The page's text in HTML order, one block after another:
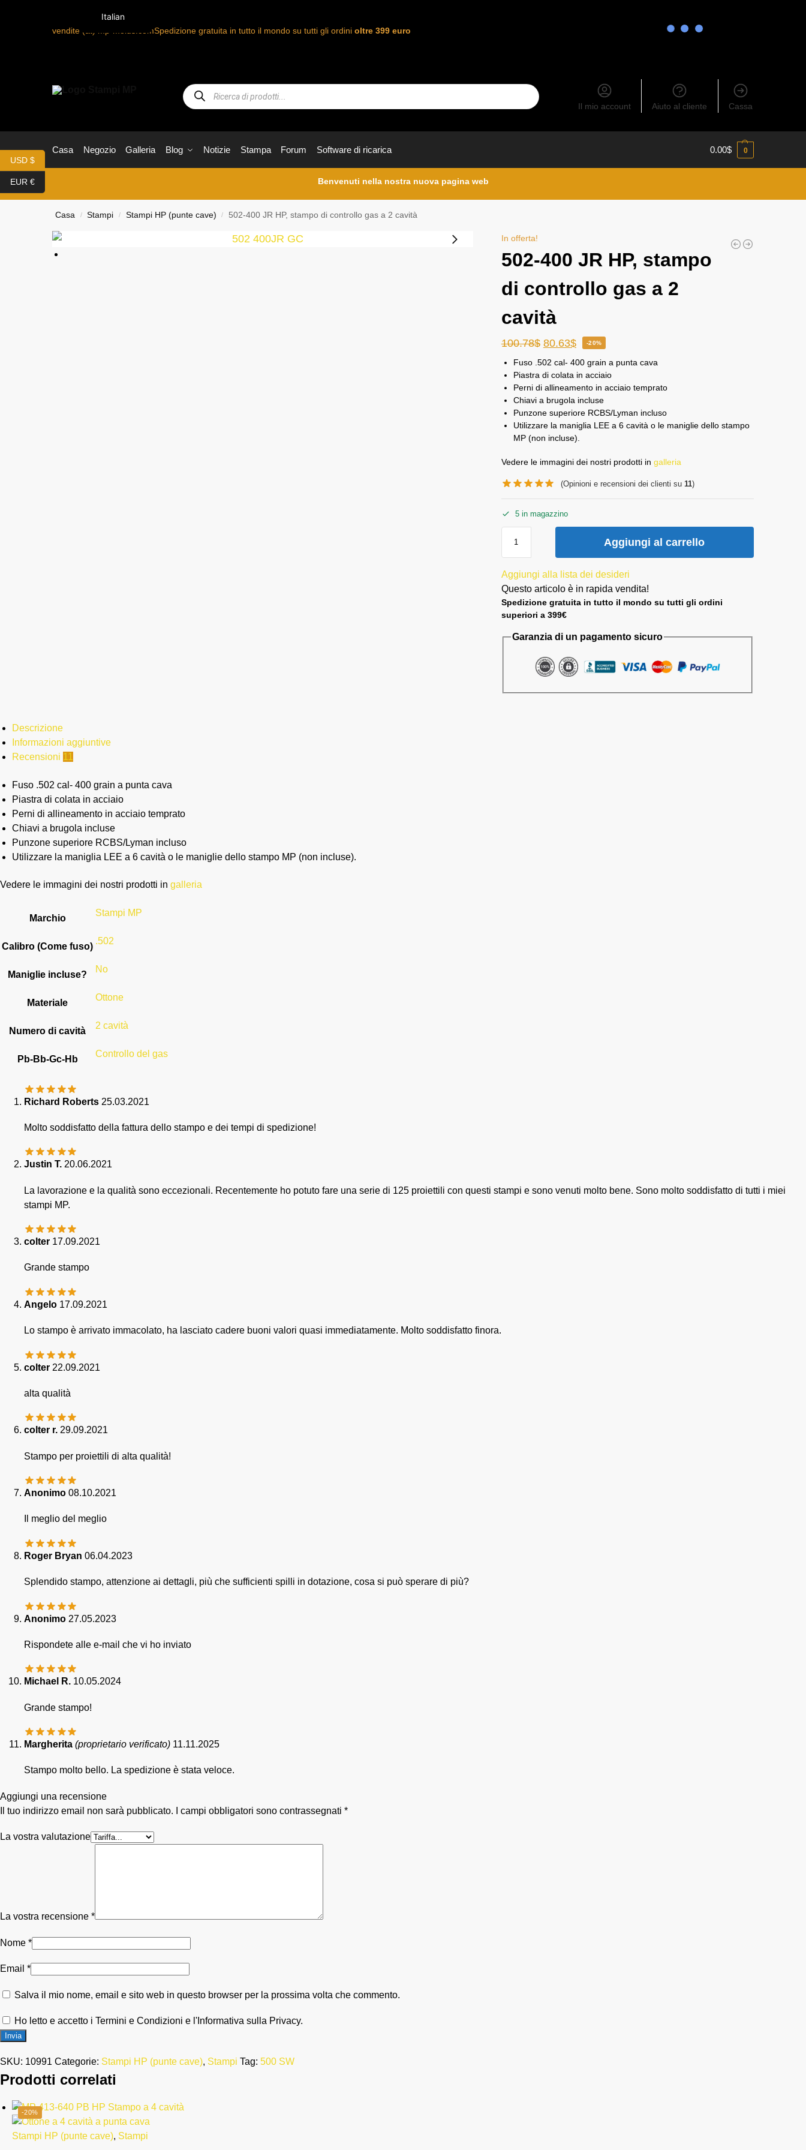
vendite (at) mp-molds.comSpedizione gratuita in tutto il mondo su tutti gli ordini oltre 399 euro
Il mio account Aiuto al cliente Cassa
Casa Negozio Galleria Blog Notizie Stampa Forum Software di ricarica 0.00$ 0
Benvenuti nella nostra nuova pagina web
Casa / Stampi / Stampi HP (punte cave) / 502-400 JR HP, stampo di controllo gas a 2 cavità
In offerta!
502-400 JR HP, stampo
di controllo gas a 2
cavità
100.78$ 80.63$ -20%
Fuso .502 cal- 400 grain a punta cava
Piastra di colata in acciaio
Perni di allineamento in acciaio temprato
Chiavi a brugola incluse
Punzone superiore RCBS/Lyman incluso
Utilizzare la maniglia LEE a 6 cavità o le maniglie dello stampo
MP (non incluse).
Vedere le immagini dei nostri prodotti in galleria
(Opinioni e recensioni dei clienti su 11)
5 in magazzino
Aggiungi al carrello
Aggiungi alla lista dei desideri
Questo articolo è in rapida vendita!
Spedizione gratuita in tutto il mondo su tutti gli ordini
superiori a 399€
Garanzia di un pagamento sicuro
Descrizione
Informazioni aggiuntive
Recensioni 11
Fuso .502 cal- 400 grain a punta cava
Piastra di colata in acciaio
Perni di allineamento in acciaio temprato
Chiavi a brugola incluse
Punzone superiore RCBS/Lyman incluso
Utilizzare la maniglia LEE a 6 cavità o le maniglie dello stampo MP (non incluse).
Vedere le immagini dei nostri prodotti in galleria
Marchio
Stampi MP
Calibro (Come fuso)
.502
Maniglie incluse?
No
Materiale
Ottone
Numero di cavità
2 cavità
Pb-Bb-Gc-Hb
Controllo del gas
Richard Roberts 25.03.2021
Molto soddisfatto della fattura dello stampo e dei tempi di spedizione!
Justin T. 20.06.2021
La lavorazione e la qualità sono eccezionali. Recentemente ho potuto fare una serie di 125 proiettili con questi stampi e sono venuti molto bene. Sono molto soddisfatto di tutti i miei
stampi MP.
colter 17.09.2021
Grande stampo
Angelo 17.09.2021
Lo stampo è arrivato immacolato, ha lasciato cadere buoni valori quasi immediatamente. Molto soddisfatto finora.
colter 22.09.2021
alta qualità
colter r. 29.09.2021
Stampo per proiettili di alta qualità!
Anonimo 08.10.2021
Il meglio del meglio
Roger Bryan 06.04.2023
Splendido stampo, attenzione ai dettagli, più che sufficienti spilli in dotazione, cosa si può sperare di più?
Anonimo 27.05.2023
Rispondete alle e-mail che vi ho inviato
Michael R. 10.05.2024
Grande stampo!
Margherita (proprietario verificato) 11.11.2025
Stampo molto bello. La spedizione è stata veloce.
Aggiungi una recensione
Il tuo indirizzo email non sarà pubblicato.
I campi obbligatori sono contrassegnati *
La vostra valutazione
La vostra recensione *
Nome *
Email *
Salva il mio nome, email e sito web in questo browser per la prossima volta che commento.
Ho letto e accetto i Termini e Condizioni e l'Informativa sulla Privacy.
SKU: 10991 Categorie: Stampi HP (punte cave), Stampi Tag: 500 SW
Prodotti correlati
-20%
Stampi HP (punte cave), Stampi
USD $
EUR €
Italian